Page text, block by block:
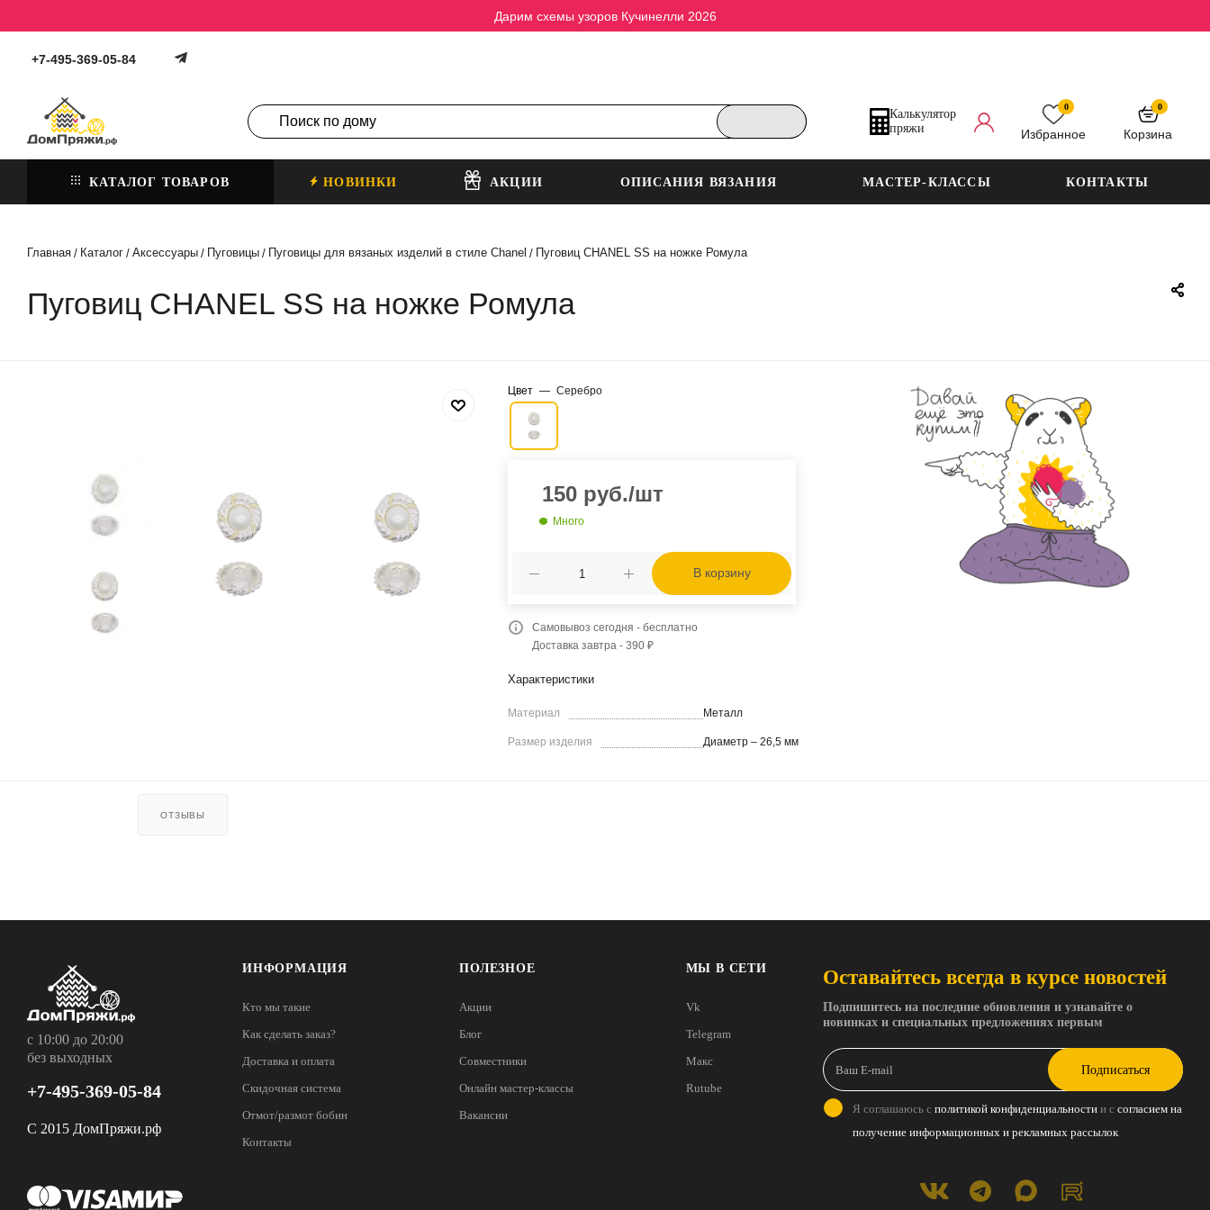
Дарим схемы узоров Кучинелли 2026
+7-495-369-05-84
Калькулятор
пряжи
Избранное
0
Корзина
0
КАТАЛОГ ТОВАРОВ НОВИНКИ АКЦИИ ОПИСАНИЯ ВЯЗАНИЯ МАСТЕР-КЛАССЫ КОНТАКТЫ
Главная / Каталог / Аксессуары / Пуговицы / Пуговицы для вязаных изделий в стиле Chanel / Пуговиц CHANEL SS на ножке Ромула
Пуговиц CHANEL SS на ножке Ромула
Цвет — Серебро
150 руб./шт
Много
В корзину
Самовывоз сегодня - бесплатно
Доставка завтра - 390 ₽
Характеристики
Материал Металл
Размер изделия Диаметр – 26,5 мм
ОТЗЫВЫ
с 10:00 до 20:00
без выходных
+7-495-369-05-84
С 2015 ДомПряжи.рф
ИНФОРМАЦИЯ
Кто мы такие
Как сделать заказ?
Доставка и оплата
Скидочная система
Отмот/размот бобин
Контакты
ПОЛЕЗНОЕ
Акции
Блог
Совместники
Онлайн мастер-классы
Вакансии
МЫ В СЕТИ
Vk
Telegram
Макс
Rutube
Оставайтесь всегда в курсе новостей
Подпишитесь на последние обновления и узнавайте о
новинках и специальных предложениях первым
Подписаться
Я соглашаюсь с политикой конфиденциальности и с согласием на
получение информационных и рекламных рассылок